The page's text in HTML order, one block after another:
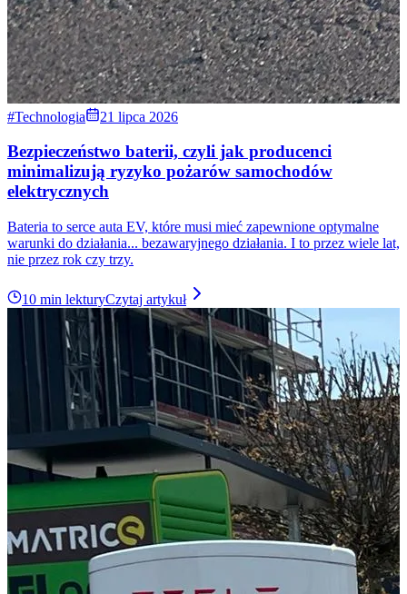
#Technologia 21 lipca 2026
Bezpieczeństwo baterii, czyli jak producenci
minimalizują ryzyko pożarów samochodów
elektrycznych
Bateria to serce auta EV, które musi mieć zapewnione optymalne
warunki do działania... bezawaryjnego działania. I to przez wiele lat,
nie przez rok czy trzy.
10 min lekturyCzytaj artykuł